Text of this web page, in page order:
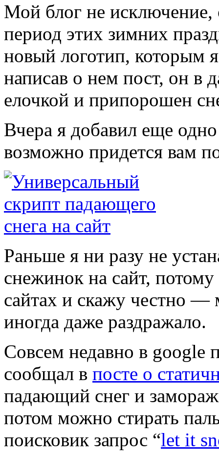
Мой блог не исключение,
период этих зимних
новый логотип, которым
написав о нем пост, он в
елочкой и припорошен
Вчера я добавил еще
возможно придется вам
Раньше я ни разу не
снежинок на сайт,
сайтах и скажу честно —
иногда даже раздражало.
Совсем недавно в google
сообщал в посте о
падающий снег и
потом можно стирать
поисковик запрос “let it